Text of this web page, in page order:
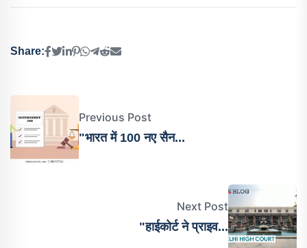
Share:
Previous Post
"भारत में 100 नए सैन...
Next Post
"हाईकोर्ट ने प्राइव...